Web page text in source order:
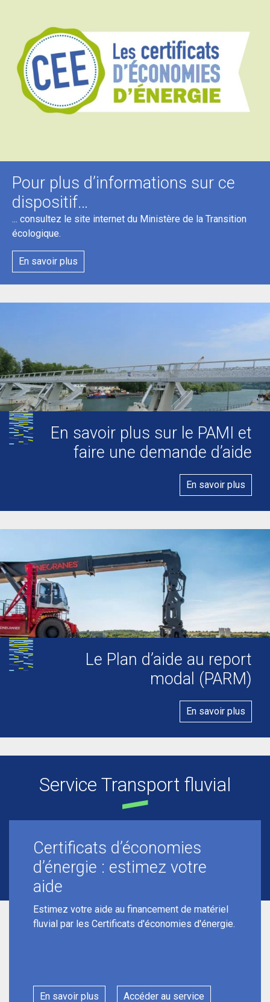
Pour plus d’informations sur ce
dispositif…
... consultez le site internet du Ministère de la Transition
écologique.
En savoir plus
En savoir plus sur le PAMI et
faire une demande d’aide
En savoir plus
Le Plan d’aide au report
modal (PARM)
En savoir plus
Service Transport fluvial
Certificats d’économies
d’énergie : estimez votre
aide
Estimez votre aide au financement de matériel
fluvial par les Certificats d'économies d'énergie.
En savoir plus Accéder au service